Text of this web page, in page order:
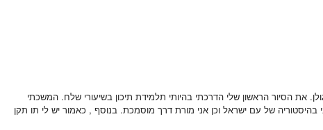
בגוש עציון ורמת הגולן. את הסיור הראשון שלי הדרכתי בהיותי תלמידת תיכון בשיעורי שלח. המשכתי
בהיסטוריה של עם ישראל וכן אני מורת דרך מוסמכת. בנוסף , כאמור יש לי תו תקן